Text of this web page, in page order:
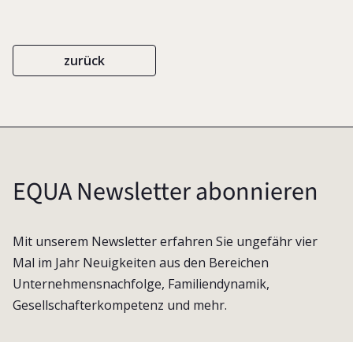
zurück
EQUA Newsletter abonnieren
Mit unserem Newsletter erfahren Sie ungefähr vier
Mal im Jahr Neuigkeiten aus den Bereichen
Unternehmensnachfolge, Familiendynamik,
Gesellschafterkompetenz und mehr.